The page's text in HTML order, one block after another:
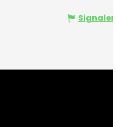
Signaler